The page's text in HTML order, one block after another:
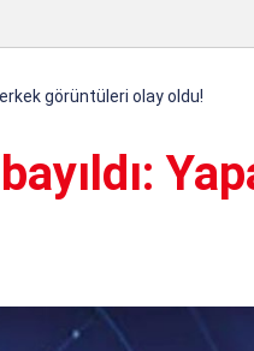
görüntüleri olay oldu!